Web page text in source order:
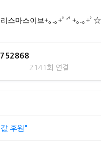
스마스이브+｡.｡+ﾟ’ﾟ+｡.｡+ﾟ☆
2141회 연결
후원"